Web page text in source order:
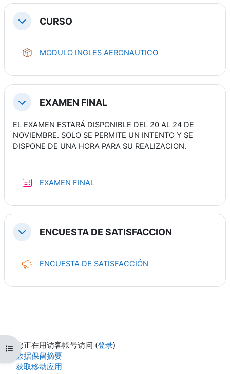
打开课程索引
折叠 CURSO
MODULO INGLES AERONAUTICOSCORM 课件
折叠 EXAMEN FINAL
EL EXAMEN ESTARÁ DISPONIBLE DEL 20 AL 24 DE
NOVIEMBRE. SOLO SE PERMITE UN INTENTO Y SE
DISPONE DE UNA HORA PARA SU REALIZACION.
EXAMEN FINAL
折叠 ENCUESTA DE SATISFACCION
ENCUESTA DE SATISFACCIÓN
您正在用访客帐号访问 (登录)
‎数据保留摘要‎
获取移动应用